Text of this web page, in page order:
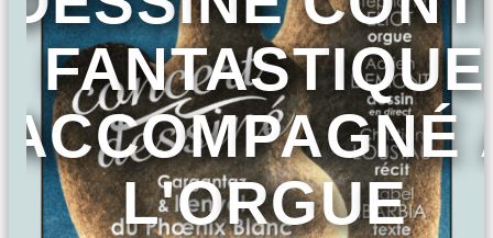
FANTASTIQUE
ACCOMPAGNÉ
L'ORGUE